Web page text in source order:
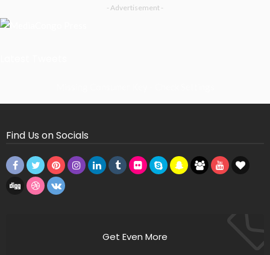
- Advertisement -
Find Us on Socials
Get Even More